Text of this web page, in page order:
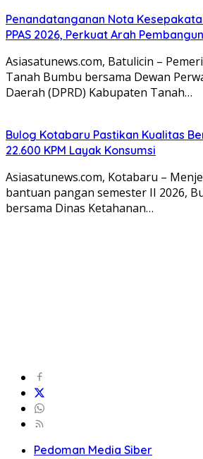
Penandatanganan Nota
PPAS 2026, Perkuat Arah
Asiasatunews.com, Batulicin –
Tanah Bumbu bersama Dewan
Daerah (DPRD) Kabupaten Tanah…
Bulog Kotabaru Pastikan Kualitas
22.600 KPM Layak Konsumsi
Asiasatunews.com, Kotabaru –
bantuan pangan semester II 2026,
bersama Dinas Ketahanan…
Pedoman Media Siber